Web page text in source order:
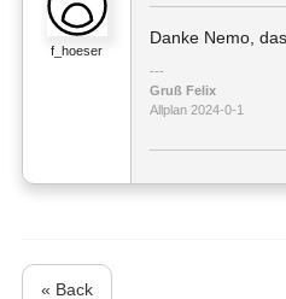
f_hoeser
Danke Nemo,
Gruß Felix
Allplan 2024-0-1
« Back